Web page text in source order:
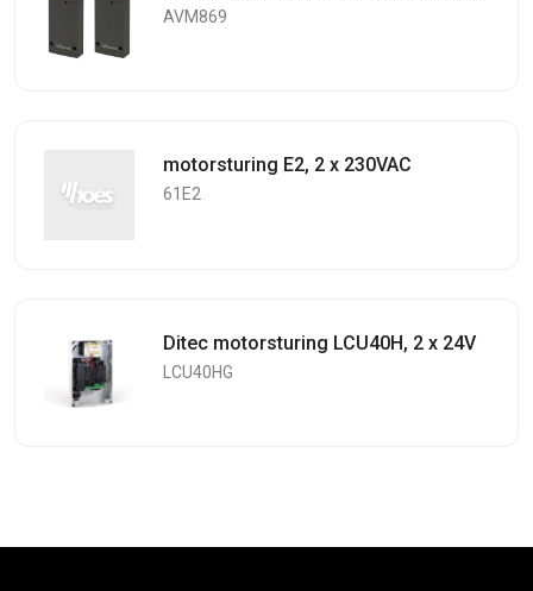
AVM869
motorsturing E2, 2 x 230VAC
61E2
Ditec motorsturing LCU40H, 2 x 24V
LCU40HG